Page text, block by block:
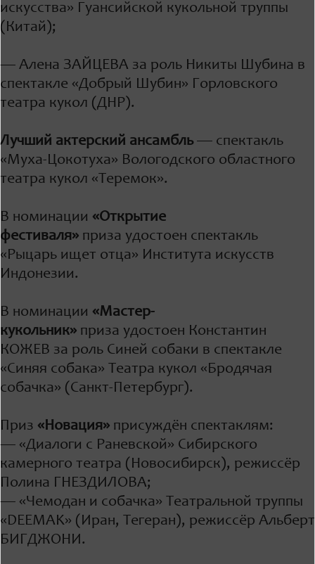
искусства» Гуансийской кукольной труппы
(Китай);
— Алена ЗАЙЦЕВА за роль Никиты Шубина в
спектакле «Добрый Шубин» Горловского
театра кукол (ДНР).
Лучший актерский ансамбль— спектакль
«Муха-Цокотуха» Вологодского областного
театра кукол «Теремок».
В номинации «Открытие
фестиваля» приза удостоен спектакль
«Рыцарь ищет отца» Института искусств
Индонезии.
В номинации «Мастер-
кукольник» приза удостоен Константин
КОЖЕВ за роль Синей собаки в спектакле
«Синяя собака» Театра кукол «Бродячая
собачка» (Санкт-Петербург).
Приз «Новация» присуждён спектаклям:
— «Диалоги с Раневской» Сибирского
камерного театра (Новосибирск), режиссёр
Полина ГНЕЗДИЛОВА;
— «Чемодан и собачка» Театральной труппы
«DEEMAK» (Иран, Тегеран), режиссёр Альберт
БИГДЖОНИ.